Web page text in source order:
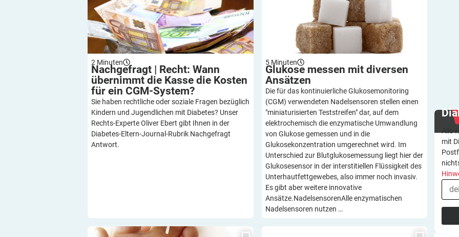
2 Minuten
Nachgefragt | Recht: Wann
übernimmt die Kasse die Kosten
für ein CGM-System?
Sie haben rechtliche oder soziale Fragen bezüglich
Kindern und Jugendlichen mit Diabetes? Unser
Rechts-Experte Oliver Ebert gibt Ihnen in der
Diabetes-Eltern-Journal-Rubrik Nachgefragt
Antwort.
5 Minuten
Glukose messen mit diversen
Ansätzen
Die für das kontinuierliche Glukosemonitoring
(CGM) verwendeten Nadelsensoren stellen einen
"miniaturisierten Teststreifen" dar, auf dem
elektrochemisch die enzymatische Umwandlung
von Glukose gemessen und in die
Glukosekonzentration umgerechnet wird. Im
Unterschied zur Blutglukosemessung liegt hier der
Glukosesensor in der interstitiellen Flüssigkeit des
Unterhautfettgewebes, also immer noch invasiv.
Es gibt aber weitere innovative
Ansätze.NadelsensorenAlle enzymatischen
Nadelsensoren nutzen …
Durch Vakuum Bakterien reduzieren
Alle
mit